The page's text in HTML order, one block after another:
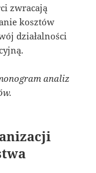
zwracają
kosztów
działalności
analiz